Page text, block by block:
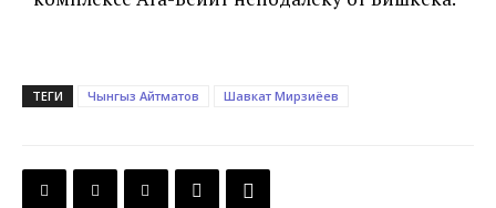
ТЕГИ Чынгыз Айтматов Шавкат Мирзиёев